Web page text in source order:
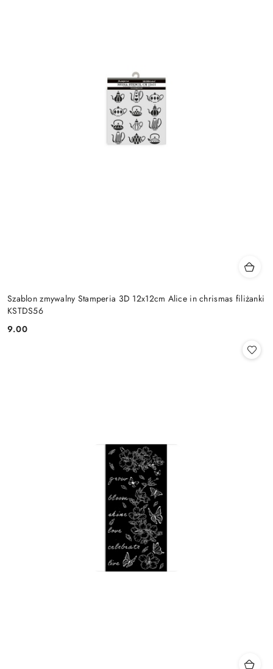
Szablon zmywalny Stamperia 3D 12x12cm Alice in chrismas filiżanki
KSTDS56
Cena:
9.00